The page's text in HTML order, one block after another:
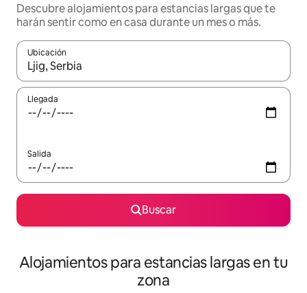
Descubre alojamientos para estancias largas que te
harán sentir como en casa durante un mes o más.
Ubicación
Cuando los resultados estén disponibles, podrás navegar
Llegada
Salida
Buscar
Alojamientos para estancias largas en tu
zona